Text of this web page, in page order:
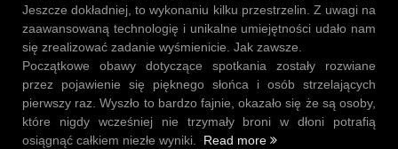
Jeszcze dokładniej, to wykonaniu kilku przestrzelin. Z uwagi na
zaawansowaną technologię i unikalne umiejętności udało nam
się zrealizować zadanie wyśmienicie. Jak zawsze.
Początkowe obawy dotyczące spotkania zostały rozwiane
przez pojawienie się pięknego słońca i osób strzelających
pierwszy raz. Wyszło to bardzo fajnie, okazało się że są osoby,
które nigdy wcześniej nie trzymały broni w dłoni potrafią
osiągnąć całkiem niezłe wyniki. Read more „Spotkanie